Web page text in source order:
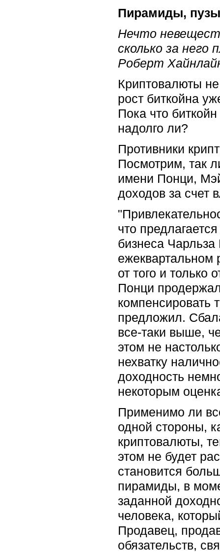
Пирамиды,
Нечто
сколько за него
Роберт
Криптовалюты
рост биткойна
Пока что
надолго ли?
Противники
Посмотрим, так
имени Понци,
доходов за счет
что
бизнеса
ежеквартальном
от того и только
Понци
компенсировать
предложил.
все-таки выше,
этом не
нехватку
доходность
некоторым
Применимо ли
одной стороны,
криптовалюты,
этом не будет
становится
пирамиды, в
заданной
человека,
Продавец,
обязательств,